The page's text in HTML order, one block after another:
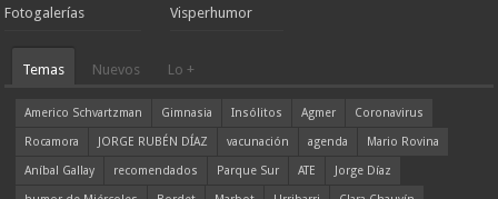
Fotogalerías Visperhumor
Temas Nuevos Lo +
Americo Schvartzman Gimnasia Insólitos Agmer
Coronavirus
Rocamora
JORGE RUBÉN DÍAZ vacunación agenda
Mario Rovina
Aníbal Gallay
recomendados Parque Sur ATE
Jorge Díaz